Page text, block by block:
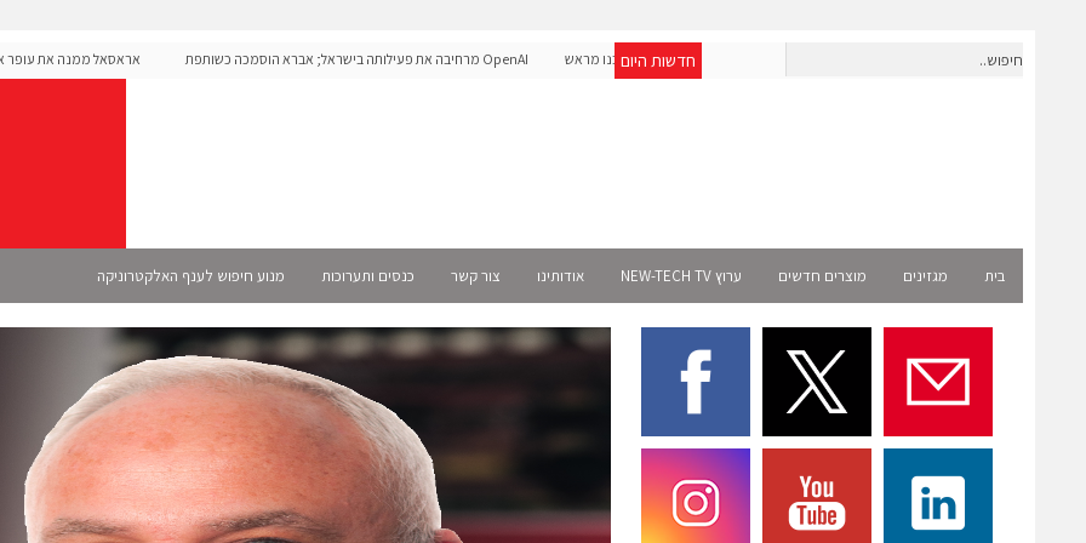
חדשות היום
חברת IAIG גייסה 6 מיליון דולר להקמת חברות תוכנה שנבנו מראש
OpenAI מרחיבה את פעילותה בישראל; אברא הוסמכה כשותפת
אראסאל ממנה את עופר
בית מגזינים מוצרים חדשים ערוץ NEW-TECH TV אודותינו צור קשר כנסים ותערוכות מנוע חיפוש לענף האלקטרוניקה